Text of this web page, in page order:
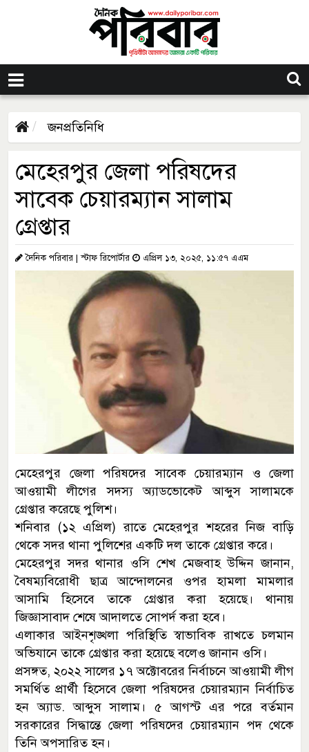
জনপ্রতিনিধি
মেহেরপুর জেলা পরিষদের
সাবেক চেয়ারম্যান সালাম
গ্রেপ্তার
দৈনিক পরিবার | স্টাফ রিপোর্টার এপ্রিল ১৩, ২০২৫, ১১:৫৭ এএম
মেহেরপুর জেলা পরিষদের সাবেক চেয়ারম্যান ও জেলা
আওয়ামী লীগের সদস্য অ্যাডভোকেট আব্দুস সালামকে
গ্রেপ্তার করেছে পুলিশ।
শনিবার (১২ এপ্রিল) রাতে মেহেরপুর শহরের নিজ বাড়ি
থেকে সদর থানা পুলিশের একটি দল তাকে গ্রেপ্তার করে।
মেহেরপুর সদর থানার ওসি শেখ মেজবাহ উদ্দিন জানান,
বৈষম্যবিরোধী ছাত্র আন্দোলনের ওপর হামলা মামলার
আসামি হিসেবে তাকে গ্রেপ্তার করা হয়েছে। থানায়
জিজ্ঞাসাবাদ শেষে আদালতে সোপর্দ করা হবে।
এলাকার আইনশৃঙ্খলা পরিস্থিতি স্বাভাবিক রাখতে চলমান
অভিযানে তাকে গ্রেপ্তার করা হয়েছে বলেও জানান ওসি।
প্রসঙ্গত, ২০২২ সালের ১৭ অক্টোবরের নির্বাচনে আওয়ামী লীগ
সমর্থিত প্রার্থী হিসেবে জেলা পরিষদের চেয়ারম্যান নির্বাচিত
হন অ্যাড. আব্দুস সালাম। ৫ আগস্ট এর পরে বর্তমান
সরকারের সিদ্ধান্তে জেলা পরিষদের চেয়ারম্যান পদ থেকে
তিনি অপসারিত হন।